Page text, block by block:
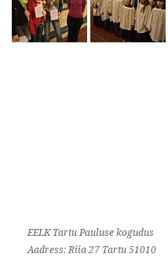
EELK Tartu Pauluse kogudus
Aadress: Riia 27 Tartu 51010